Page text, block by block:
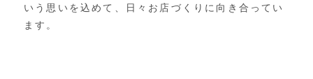
いう思いを込めて、日々お店づくりに向き合ってい
ます。